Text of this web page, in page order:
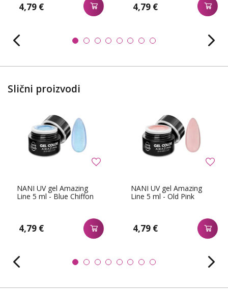
4,79 € 4,79 €
Slični proizvodi
NANI UV gel Amazing
Line 5 ml - Blue Chiffon
4,79 €
NANI UV gel Amazing
Line 5 ml - Old Pink
4,79 €